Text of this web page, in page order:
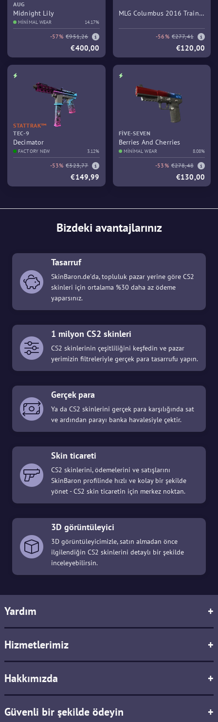
AUG
Midnight Lily
MINIMAL WEAR 14.17%
-57% €951,26
€400,00
MLG Columbus 2016 Train
-56% €277,41
€120,00
STATTRAK™
TEC-9
Decimator
FACTORY NEW 3.12%
-53% €323,77
€149,99
FIVE-SEVEN
Berries And Cherries
MINIMAL WEAR 8.08%
-53% €278,48
€130,00
Bizdeki avantajlarınız
Tasarruf
SkinBaron.de'da, topluluk pazar yerine göre CS2
skinleri için ortalama %30 daha az ödeme
yaparsınız.
1 milyon CS2 skinleri
CS2 skinlerinin çeşitliliğini keşfedin ve pazar
yerimizin filtreleriyle gerçek para tasarrufu yapın.
Gerçek para
Ya da CS2 skinlerini gerçek para karşılığında sat
ve ardından parayı banka havalesiyle çektir.
Skin ticareti
CS2 skinlerini, ödemelerini ve satışlarını
SkinBaron profilinde hızlı ve kolay bir şekilde
yönet - CS2 skin ticaretin için merkez noktan.
3D görüntüleyici
3D görüntüleyicimizle, satın almadan önce
ilgilendiğin CS2 skinlerini detaylı bir şekilde
inceleyebilirsin.
Yardım +
Hizmetlerimiz +
Hakkımızda +
Güvenli bir şekilde ödeyin +